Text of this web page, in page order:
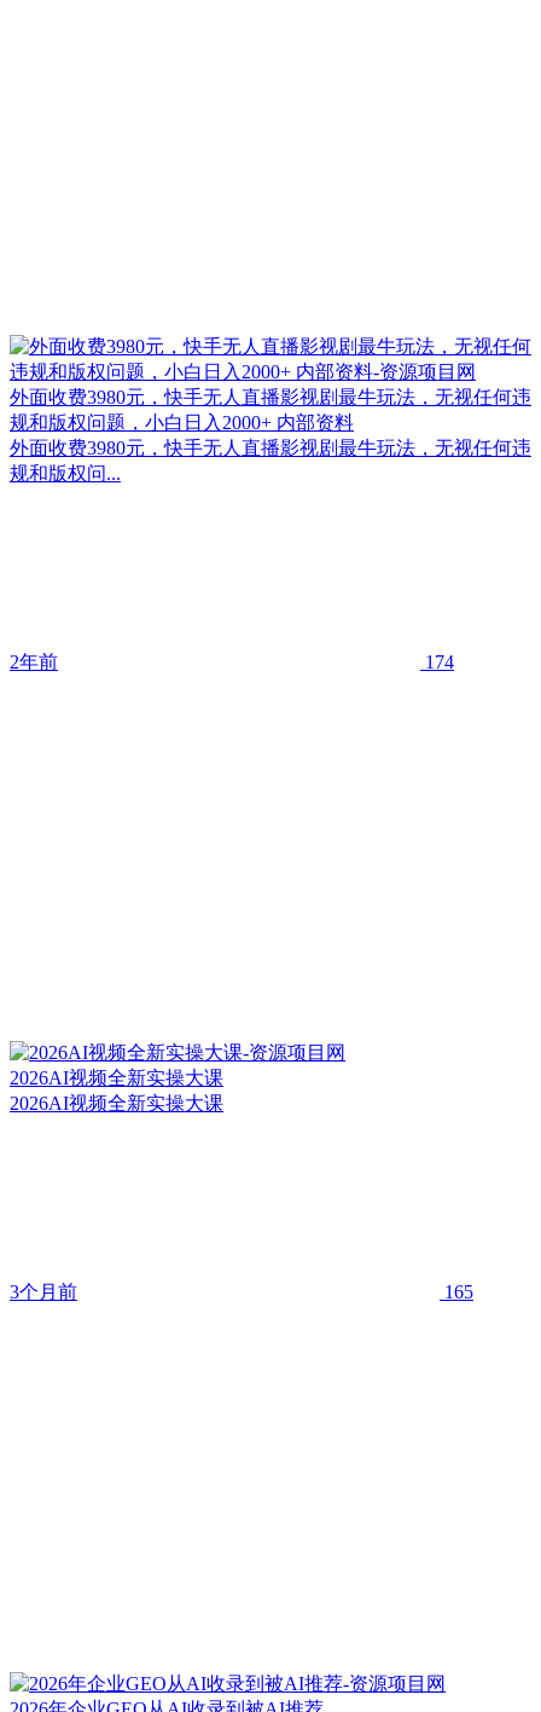
外面收费3980元，快手无人直播影视剧最牛玩法，无视任何违
规和版权问题，小白日入2000+ 内部资料
外面收费3980元，快手无人直播影视剧最牛玩法，无视任何违
规和版权问...
2年前 174
2026AI视频全新实操大课
2026AI视频全新实操大课
3个月前 165